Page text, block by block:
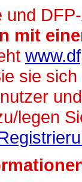
und
mit
sie
legen